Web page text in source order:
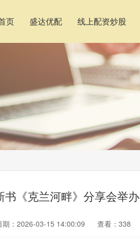
页 盛达优配 线上配资炒股
书《克兰河畔》分享会举办
期：2026-03-15 14:00:09 查看：338